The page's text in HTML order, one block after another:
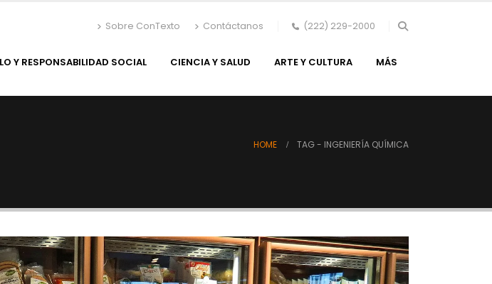
Sobre ConTexto Contáctanos (222) 229-2000
Y RESPONSABILIDAD SOCIAL CIENCIA Y SALUD ARTE Y CULTURA MÁS
HOME TAG - INGENIERÍA QUÍMICA